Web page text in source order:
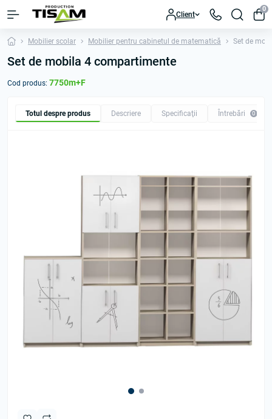
Client
0
Mobilier scolar Mobilier pentru cabinetul de matematică Set de
Set de mobila 4 compartimente
Cod produs: 7750m+F
Totul despre produs Descriere Specificaţii Întrebări 0